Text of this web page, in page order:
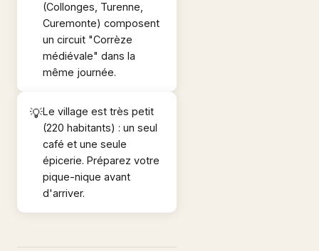
(Collonges, Turenne,
Curemonte) composent
un circuit "Corrèze
médiévale" dans la
même journée.
Le village est très petit
(220 habitants) : un seul
café et une seule
épicerie. Préparez votre
pique-nique avant
d'arriver.